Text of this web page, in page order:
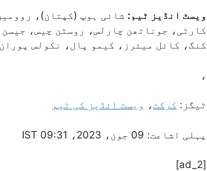
ویسٹ انڈیز ٹیم: شائی ہوپ (کپتان)،
کارٹی، جوناتھن چارلس، روسٹن چیس،
کنگ، کائل میئرز، کیمو پال، نکولس
،
ٹیگز: کرکٹ، ویسٹ انڈیز کی ٹیم
پہلی اشاعت: 09 جون، 2023، 09:31 IST
[ad_2]